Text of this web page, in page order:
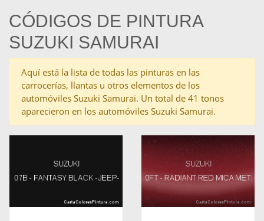
CÓDIGOS DE PINTURA
SUZUKI SAMURAI
Aquí está la lista de todas las pinturas en las
carrocerías, llantas u otros elementos de los
automóviles Suzuki Samurai. Un total de 41 tonos
aparecieron en los automóviles Suzuki Samurai.